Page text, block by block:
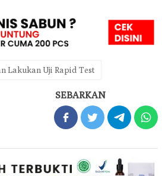
Lakukan Uji Rapid Test
SEBARKAN